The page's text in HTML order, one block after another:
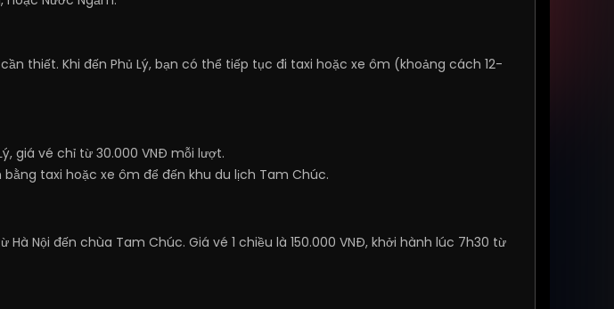
thiết. Khi đến Phủ Lý, bạn có thể tiếp tục đi taxi hoặc xe ôm (khoảng cách 12-
giá vé chỉ từ 30.000 VNĐ mỗi lượt.
bằng taxi hoặc xe ôm để đến khu du lịch Tam Chúc.
Hà Nội đến chùa Tam Chúc. Giá vé 1 chiều là 150.000 VNĐ, khởi hành lúc 7h30 từ